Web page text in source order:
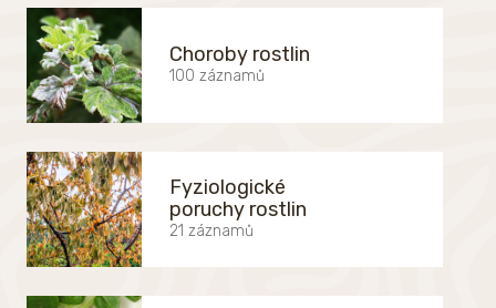
Choroby rostlin
100 záznamů
Fyziologické
poruchy rostlin
21 záznamů